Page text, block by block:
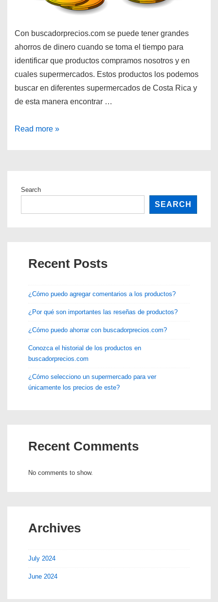
Con buscadorprecios.com se puede tener grandes
ahorros de dinero cuando se toma el tiempo para
identificar que productos compramos nosotros y en
cuales supermercados. Estos productos los podemos
buscar en diferentes supermercados de Costa Rica y
de esta manera encontrar …
¿Cómo
Read more »
Search
SEARCH
Recent Posts
¿Cómo puedo agregar comentarios a los productos?
¿Por qué son importantes las reseñas de productos?
¿Cómo puedo ahorrar con buscadorprecios.com?
Conozca el historial de los productos en
buscadorprecios.com
¿Cómo selecciono un supermercado para ver
únicamente los precios de este?
Recent Comments
No comments to show.
Archives
July 2024
June 2024